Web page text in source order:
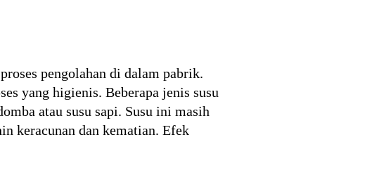
pengolahan di dalam pabrik.
yang higienis. Beberapa jenis susu
atau susu sapi. Susu ini masih
keracunan dan kematian. Efek